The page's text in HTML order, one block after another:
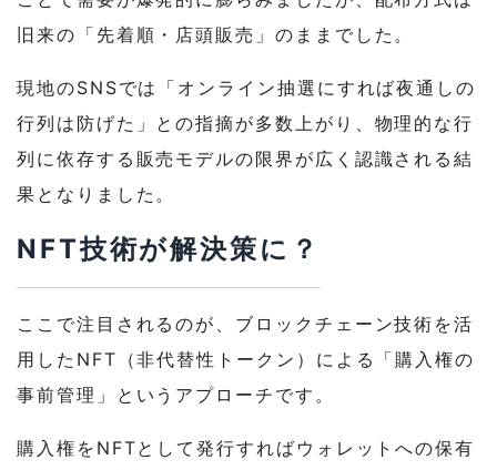
旧来の「先着順・店頭販売」のままでした。
現地のSNSでは「オンライン抽選にすれば夜通しの
行列は防げた」との指摘が多数上がり、物理的な行
列に依存する販売モデルの限界が広く認識される結
果となりました。
NFT技術が解決策に？
ここで注目されるのが、ブロックチェーン技術を活
用したNFT（非代替性トークン）による「購入権の
事前管理」というアプローチです。
購入権をNFTとして発行すればウォレットへの保有